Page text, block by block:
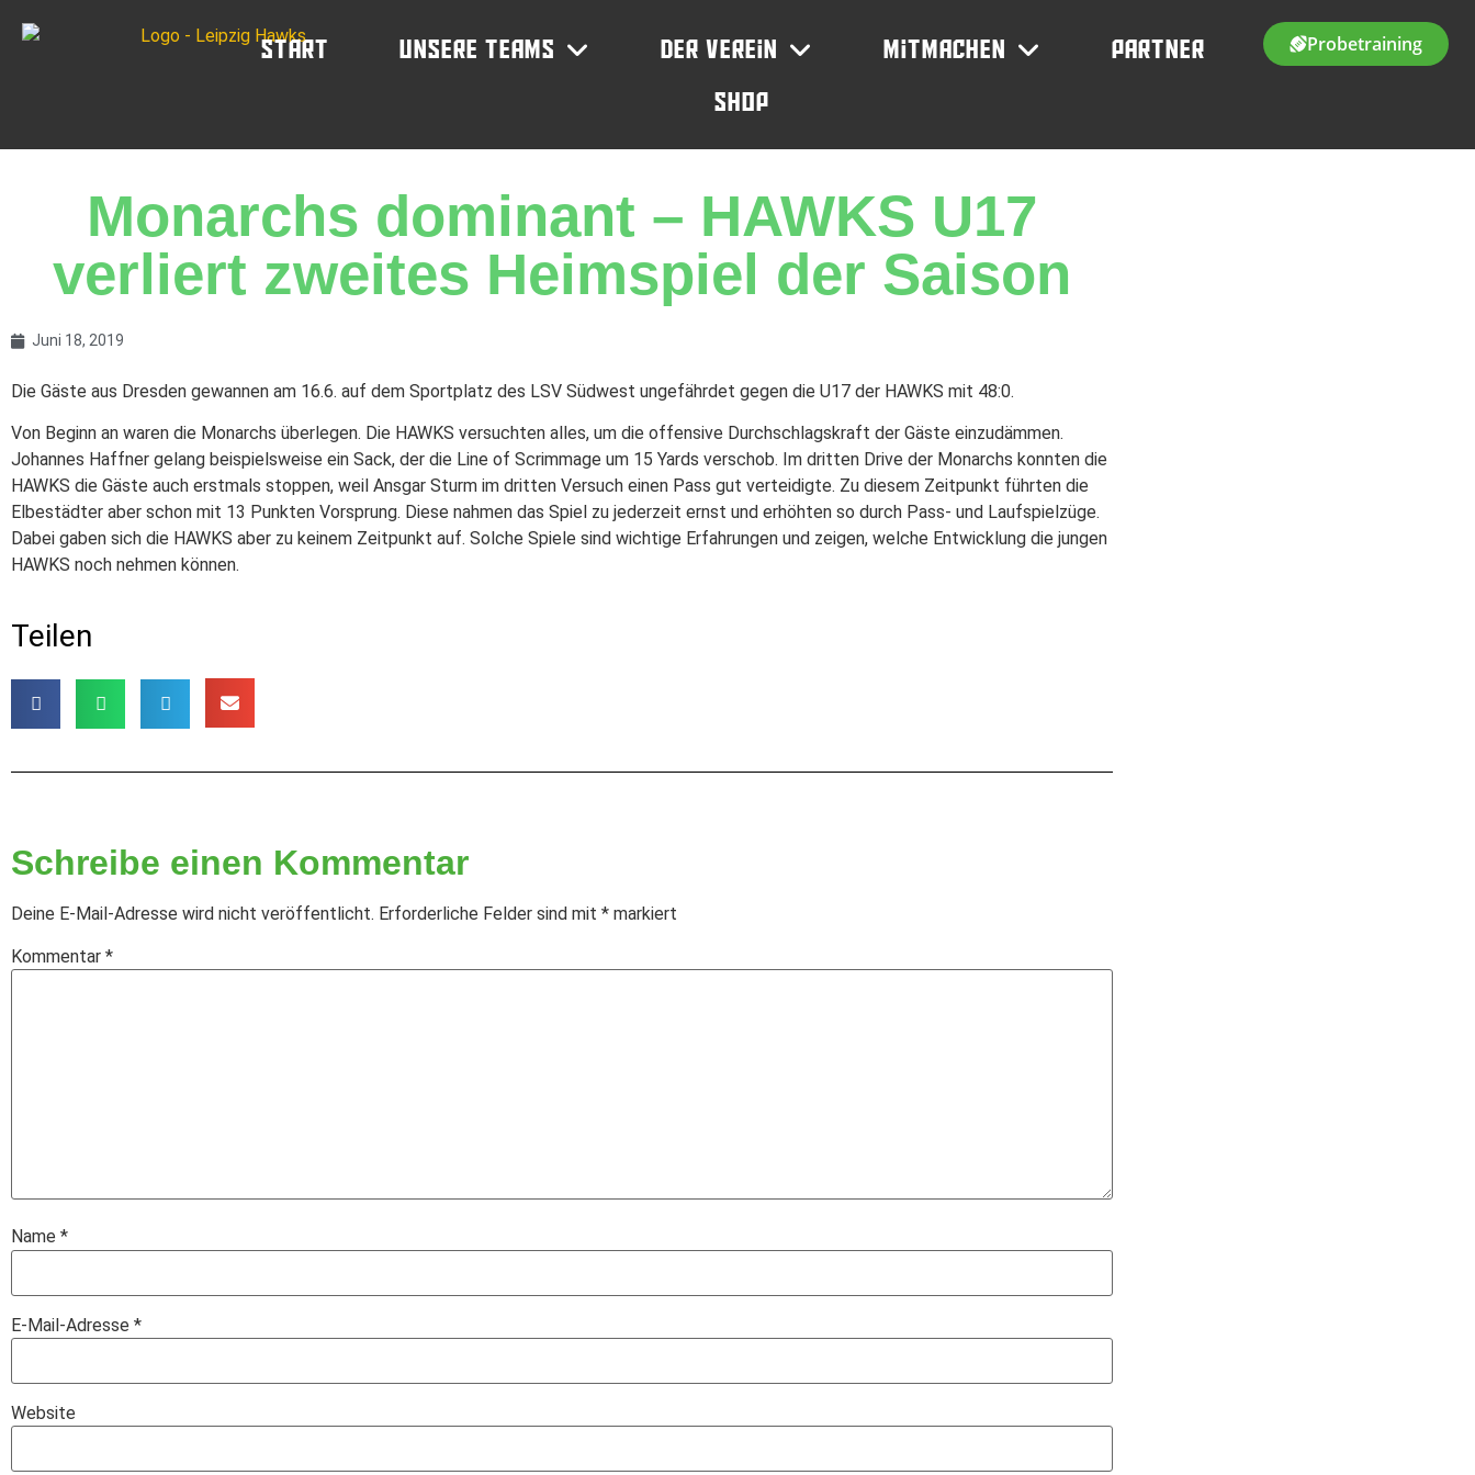
Start Unsere Teams Der Verein Mitmachen Partner
Shop
Probetraining
Monarchs dominant – HAWKS U17
verliert zweites Heimspiel der Saison
Juni 18, 2019
Die Gäste aus Dresden gewannen am 16.6. auf dem Sportplatz des LSV Südwest ungefährdet gegen die U17 der HAWKS mit 48:0.
Von Beginn an waren die Monarchs überlegen. Die HAWKS versuchten alles, um die offensive Durchschlagskraft der Gäste einzudämmen.
Johannes Haffner gelang beispielsweise ein Sack, der die Line of Scrimmage um 15 Yards verschob. Im dritten Drive der Monarchs konnten die
HAWKS die Gäste auch erstmals stoppen, weil Ansgar Sturm im dritten Versuch einen Pass gut verteidigte. Zu diesem Zeitpunkt führten die
Elbestädter aber schon mit 13 Punkten Vorsprung. Diese nahmen das Spiel zu jederzeit ernst und erhöhten so durch Pass- und Laufspielzüge.
Dabei gaben sich die HAWKS aber zu keinem Zeitpunkt auf. Solche Spiele sind wichtige Erfahrungen und zeigen, welche Entwicklung die jungen
HAWKS noch nehmen können.
Teilen
Schreibe einen Kommentar
Deine E-Mail-Adresse wird nicht veröffentlicht. Erforderliche Felder sind mit * markiert
Kommentar *
Name *
E-Mail-Adresse *
Website